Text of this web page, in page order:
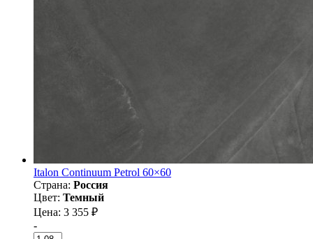
Italon Continuum Petrol 60×60
Страна: Россия
Цвет: Темный
Цена: 3 355 ₽
-